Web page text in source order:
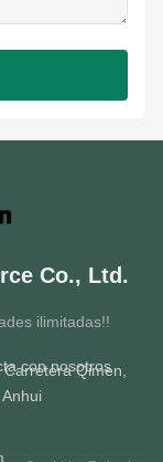
Co., Ltd.
ilimitadas!!
con nosotros
Qimen,